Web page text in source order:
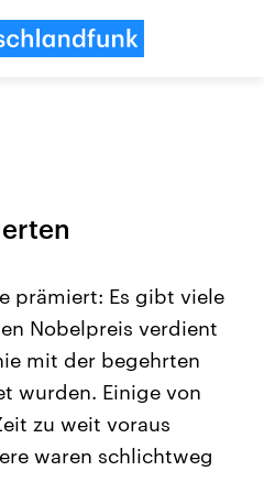
aus
Aktuelle Beiträge,
Hintergründe
Wirtschaftlich und
gehören die Vereinigten
den mächtigsten Ländern
prämiert: Es gibt viele
Nobelpreis verdient
mit der begehrten
wurden. Einige von
zu weit voraus
waren schlichtweg